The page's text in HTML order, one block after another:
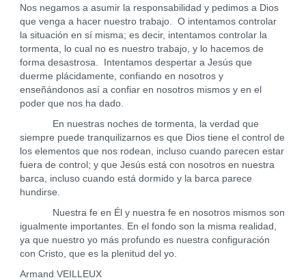
Nos negamos a asumir la responsabilidad y pedimos a Dios
que venga a hacer nuestro trabajo. O intentamos controlar
la situación en sí misma; es decir, intentamos controlar la
tormenta, lo cual no es nuestro trabajo, y lo hacemos de
forma desastrosa. Intentamos despertar a Jesús que
duerme plácidamente, confiando en nosotros y
enseñándonos así a confiar en nosotros mismos y en el
poder que nos ha dado.
En nuestras noches de tormenta, la verdad que
siempre puede tranquilizarnos es que Dios tiene el control de
los elementos que nos rodean, incluso cuando parecen estar
fuera de control; y que Jesús está con nosotros en nuestra
barca, incluso cuando está dormido y la barca parece
hundirse.
Nuestra fe en Él y nuestra fe en nosotros mismos son
igualmente importantes. En el fondo son la misma realidad,
ya que nuestro yo más profundo es nuestra configuración
con Cristo, que es la plenitud del yo.
Armand VEILLEUX